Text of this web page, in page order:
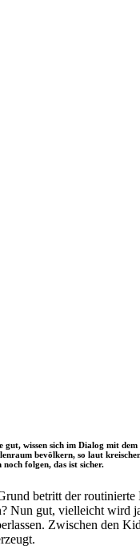
wissen sich im Dialog mit
bevölkern, so laut
folgen, das ist sicher.
betritt der
Nun gut, vielleicht wird
Zwischen den